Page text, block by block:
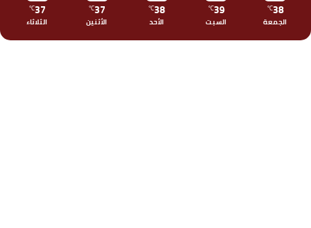
38
℃
الجمعة
39
℃
السبت
38
℃
الأحد
37
℃
الأثنين
37
℃
الثلاثاء